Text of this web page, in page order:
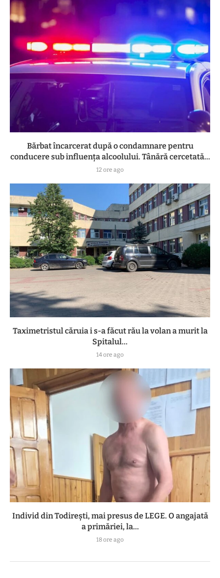
Bărbat încarcerat după o condamnare pentru
conducere sub influența alcoolului. Tânără cercetată...
12 ore ago
Taximetristul căruia i s-a făcut rău la volan a murit la
Spitalul...
14 ore ago
Individ din Todirești, mai presus de LEGE. O angajată
a primăriei, la...
18 ore ago